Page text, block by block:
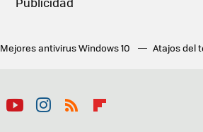
Mejores antivirus Windows 10 Atajos del